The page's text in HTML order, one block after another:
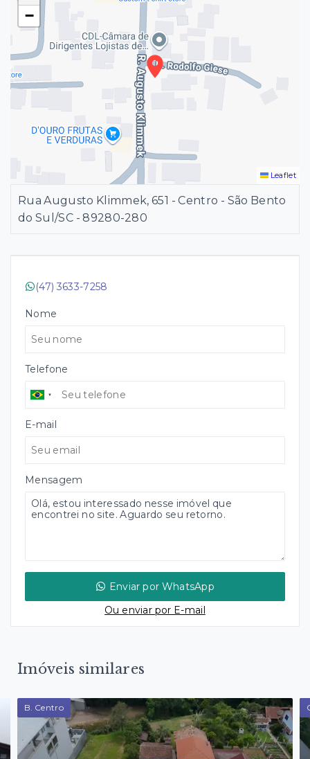
(47) 3633-7258
Nome
Telefone
E-mail
Mensagem
Enviar por WhatsApp
Ou enviar por E-mail
−
Leaflet
Rua Augusto Klimmek, 651 - Centro - São Bento
do Sul/SC - 89280-280
Imóveis similares
B. Centro